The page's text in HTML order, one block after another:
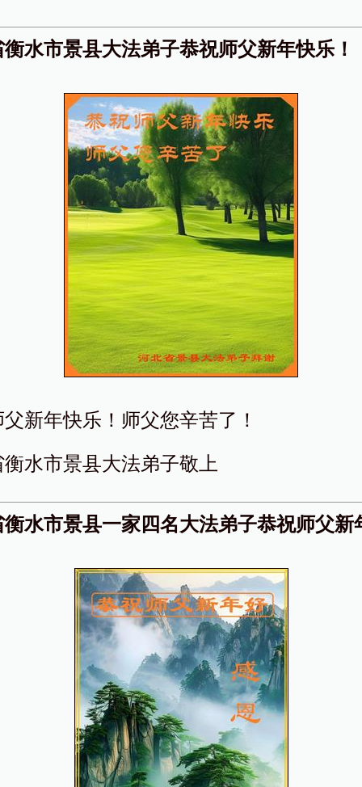
水市景县大法弟子恭祝师父新年快乐！
新年快乐！师父您辛苦了！
水市景县大法弟子敬上
水市景县一家四名大法弟子恭祝师父新